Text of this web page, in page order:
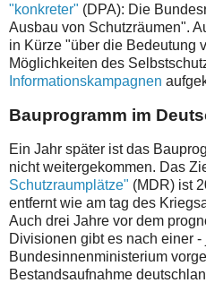
"konkreter" (DPA): Die
Ausbau von Schutzräumen".
in Kürze "über die Bedeutung
Möglichkeiten des
Informationskampagnen
Bauprogramm im
Ein Jahr später ist das
nicht weitergekommen. Das
Schutzraumplätze" (MDR) ist
entfernt wie am tag des
Auch drei Jahre vor dem
Divisionen gibt es nach einer -
Bundesinnenministerium
Bestandsaufnahme